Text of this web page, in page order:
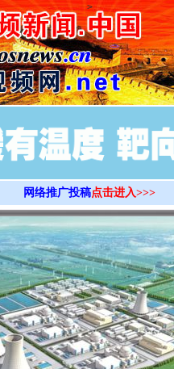
>
网络推广投稿点击进入>>>